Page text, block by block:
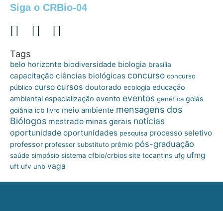
Siga o CRBio-04
Tags
belo horizonte biodiversidade biologia brasília
capacitação ciências biológicas concurso concurso
público curso cursos doutorado ecologia educação
ambiental especialização evento eventos genética goiás
goiânia icb livro meio ambiente mensagens dos
Biólogos mestrado minas gerais notícias
oportunidade oportunidades pesquisa processo seletivo
professor professor substituto prêmio pós-graduação
saúde simpósio sistema cfbio/crbios site tocantins ufg ufmg
uft ufv unb vaga